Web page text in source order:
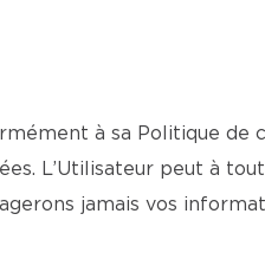
à sa Politique de
L’Utilisateur peut à
jamais vos